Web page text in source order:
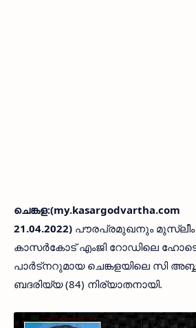
ചെങ്കള:(my.kasargodvartha.com
21.04.2022) പൗരപ്രമുഖനും മുസ്ലീം
കാസര്‍കോട് എംജി റോഡിലെ
പാര്‍ട്നറുമായ ചെങ്കളയിലെ സി
ബദരിയ്യ (84) നിര്യാതനായി.